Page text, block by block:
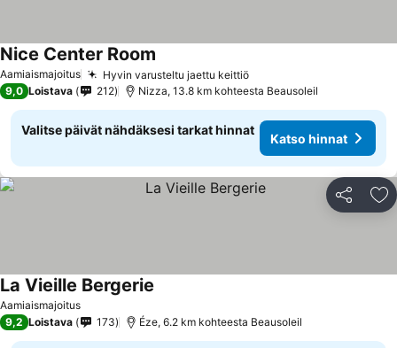
Aamiaismajoitus Hyvin varusteltu jaettu keittiö
Nice Center Room
9,0 Loistava 212 Nizza, 13.8 km kohteesta Beausoleil
Valitse päivät nähdäksesi tarkat hinnat
Katso hinnat
Jaa
Aamiaismajoitus
La Vieille Bergerie
9,2 Loistava 173 Éze, 6.2 km kohteesta Beausoleil